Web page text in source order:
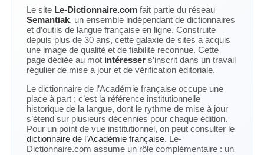
Le site Le-Dictionnaire.com fait partie du réseau
Semantiak, un ensemble indépendant de dictionnaires
et d’outils de langue française en ligne. Construite
depuis plus de 30 ans, cette galaxie de sites a acquis
une image de qualité et de fiabilité reconnue. Cette
page dédiée au mot intéresser s’inscrit dans un travail
régulier de mise à jour et de vérification éditoriale.
Le dictionnaire de l’Académie française occupe une
place à part : c’est la référence institutionnelle
historique de la langue, dont le rythme de mise à jour
s’étend sur plusieurs décennies pour chaque édition.
Pour un point de vue institutionnel, on peut consulter le
dictionnaire de l’Académie française. Le-
Dictionnaire.com assume un rôle complémentaire : un